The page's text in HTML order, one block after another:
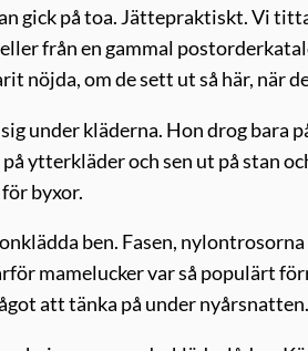
gick på toa. Jättepraktiskt. Vi
från en gammal
nöjda, om de sett ut så här, när
under kläderna. Hon drog bara
ytterkläder och sen ut på stan
byxor.
ben. Fasen,
mamelucker var så populärt
att tänka på under nyårsnatten.